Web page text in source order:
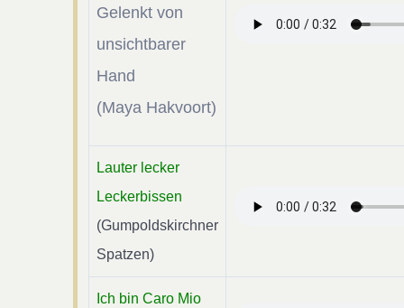
Gelenkt von
unsichtbarer
Hand
(Maya Hakvoort)
Lauter lecker
Leckerbissen
(Gumpoldskirchner
Spatzen)
Ich bin Caro Mio